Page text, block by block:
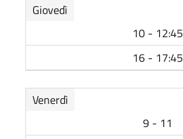
Giovedì
10 - 12:45
16 - 17:45
Venerdì
9 - 11